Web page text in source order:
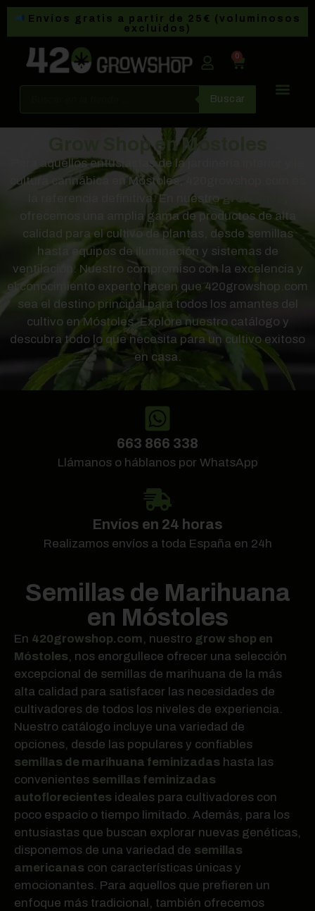
Envíos gratis a partir de 25€ (voluminosos
excluidos)
0
Buscar
Grow Shop en Móstoles
Para aquellos entusiastas de la jardinería interior y la
cultura cannábica en Móstoles, 420growshop.com es
la referencia definitiva. En nuestrogrow shop
ofrecemos una amplia gama de productos de alta
calidad para el cultivo de plantas, desde semillas
hasta equipos de iluminación y sistemas de
ventilación. Nuestro compromiso con la excelencia y
el conocimiento experto hacen que 420growshop.com
sea el destino principal para todos los amantes del
cultivo en Móstoles. Explore nuestro catálogo y
descubra todo lo que necesita para un cultivo exitoso
en casa.
663 866 338
Llámanos o háblanos por WhatsApp
Envíos en 24 horas
Realizamos envíos a toda España en 24h
Semillas de Marihuana
en Móstoles
En 420growshop.com, nuestro grow shop en
Móstoles, nos enorgullece ofrecer una selección
excepcional de semillas de marihuana de la más
alta calidad para satisfacer las necesidades de
cultivadores de todos los niveles de experiencia.
Nuestro catálogo incluye una variedad de
opciones, desde las populares y confiables
semillas de marihuana feminizadas hasta las
convenientes semillas feminizadas
autoflorecientes ideales para cultivadores con
poco espacio o tiempo limitado. Además, para los
entusiastas que buscan explorar nuevas genéticas,
disponemos de una variedad de semillas
americanas con características únicas y
emocionantes. Para aquellos que prefieren un
enfoque más tradicional, también ofrecemos